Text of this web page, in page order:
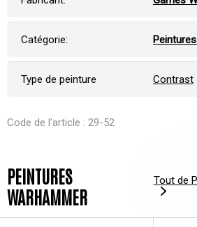
Catégorie:
Type de peinture Contrast
Code de l'article : 29-52
PEINTURES
WARHAMMER
Tout de